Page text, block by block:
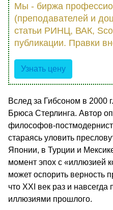
Мы - биржа
(преподавателей и
статьи РИНЦ, ВАК,
публикации. Правки
Узнать цену
Вслед за Гибсоном в 2000
Брюса Стерлинга. Автор
философов-
стараясь уловить
Японии, в Турции и
момент эпох с «иллюзией
может оспорить верность
что ХХI век раз и навсегда
иллюзиями прошлого.